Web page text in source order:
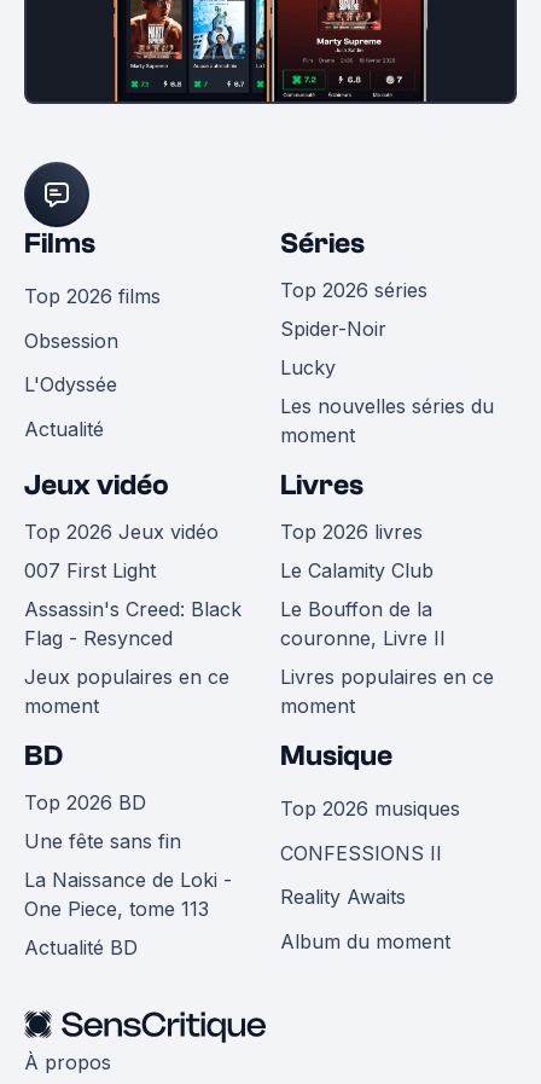
Films
Top 2026 films
Obsession
L'Odyssée
Actualité
Séries
Top 2026 séries
Spider-Noir
Lucky
Les nouvelles séries du
moment
Jeux vidéo
Top 2026 Jeux vidéo
007 First Light
Assassin's Creed: Black
Flag - Resynced
Jeux populaires en ce
moment
Livres
Top 2026 livres
Le Calamity Club
Le Bouffon de la
couronne, Livre II
Livres populaires en ce
moment
BD
Top 2026 BD
Une fête sans fin
La Naissance de Loki -
One Piece, tome 113
Actualité BD
Musique
Top 2026 musiques
CONFESSIONS II
Reality Awaits
Album du moment
À propos